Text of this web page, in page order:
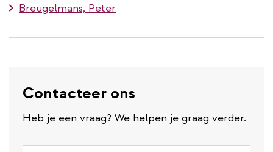
Breugelmans, Peter
Contacteer ons
Heb je een vraag? We helpen je graag verder.